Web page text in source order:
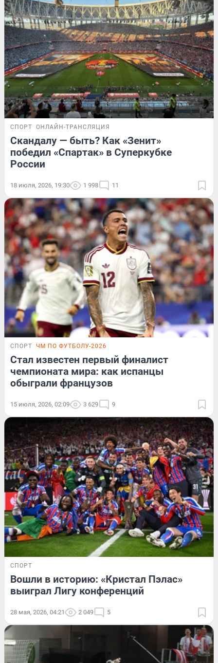
СПОРТ ОНЛАЙН-ТРАНСЛЯЦИЯ
Скандалу — быть? Как «Зенит»
победил «Спартак» в Суперкубке
России
18 июля, 2026, 19:30 1 998 11
СПОРТ ЧМ ПО ФУТБОЛУ-2026
Стал известен первый финалист
чемпионата мира: как испанцы
обыграли французов
15 июля, 2026, 02:09 3 629 9
СПОРТ
Вошли в историю: «Кристал Пэлас»
выиграл Лигу конференций
28 мая, 2026, 04:21 2 049 5